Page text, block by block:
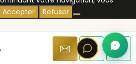
Accepter Refuser